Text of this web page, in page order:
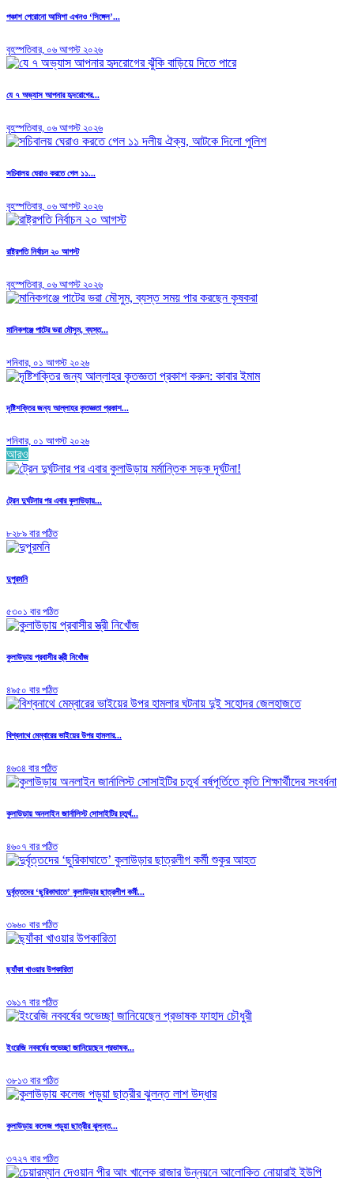
পঞ্চাশ পেরোনো আমিশা এখনও ‘সিঙ্গেল’...
বৃহস্পতিবার, ০৬ আগস্ট ২০২৬
যে ৭ অভ্যাস আপনার হৃদরোগের...
বৃহস্পতিবার, ০৬ আগস্ট ২০২৬
সচিবালয় ঘেরাও করতে গেল ১১...
বৃহস্পতিবার, ০৬ আগস্ট ২০২৬
রাষ্ট্রপতি নির্বাচন ২০ আগস্ট
বৃহস্পতিবার, ০৬ আগস্ট ২০২৬
মানিকগঞ্জে পাটের ভরা মৌসুম, ব্যস্ত...
শনিবার, ০১ আগস্ট ২০২৬
দৃষ্টিশক্তির জন্য আল্লাহর কৃতজ্ঞতা প্রকাশ...
শনিবার, ০১ আগস্ট ২০২৬
আরও
ট্রেন দুর্ঘটনার পর এবার কুলাউড়ায়...
৮২৮৯ বার পঠিত
দুপুরমনি
৫৩০১ বার পঠিত
কুলাউড়ায় প্রবাসীর স্ত্রী নিখোঁজ
৪৯৫০ বার পঠিত
বিশ্বনাথে মেম্বারের ভাইয়ের উপর হামলার...
৪৬৩৪ বার পঠিত
কুলাউড়ায় অনলাইন জার্নালিস্ট সোসাইটির চতুর্থ...
৪৬০৭ বার পঠিত
দুর্বৃত্তদের ‘ছুরিকাঘাতে’ কুলাউড়ার ছাত্রলীগ কর্মী...
৩৯৬০ বার পঠিত
ছ্যাঁকা খাওয়ার উপকারিতা
৩৯১৭ বার পঠিত
ইংরেজি নববর্ষের শুভেচ্ছা জানিয়েছেন প্রভাষক...
৩৮১৩ বার পঠিত
কুলাউড়ায় কলেজ পড়ুয়া ছাত্রীর ঝুলন্ত...
৩৭২৭ বার পঠিত